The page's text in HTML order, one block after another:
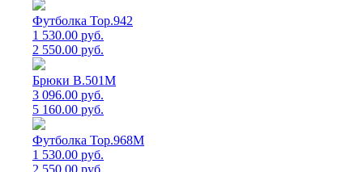
Футболка Top.942
1 530.00 руб.
2 550.00 руб.
Брюки B.501M
3 096.00 руб.
5 160.00 руб.
Футболка Top.968M
1 530.00 руб.